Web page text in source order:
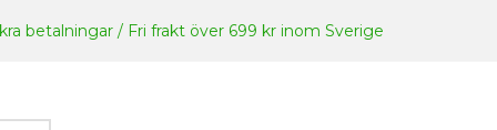
betalningar / Fri frakt över 699 kr inom Sverige